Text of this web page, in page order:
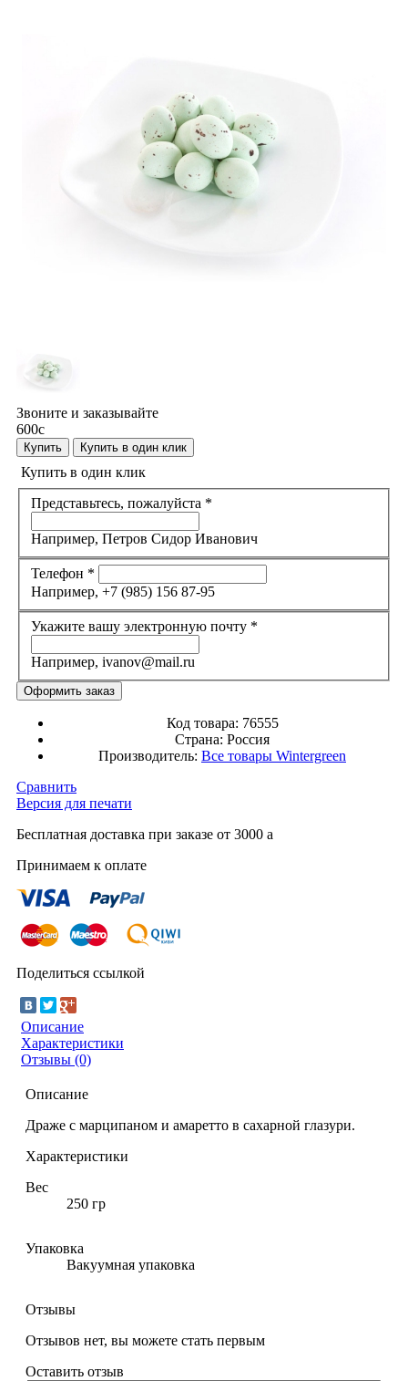
Звоните и заказывайте
600c
Купить Купить в один клик
Купить в один клик
Представьтесь, пожалуйста *
Например, Петров Сидор Иванович
Телефон *
Например, +7 (985) 156 87-95
Укажите вашу электронную почту *
Например, ivanov@mail.ru
Код товара: 76555
Страна: Россия
Производитель: Все товары Wintergreen
Сравнить
Версия для печати
Бесплатная доставка при заказе от 3000 a
Принимаем к оплате
Поделиться ссылкой
Описание
Характеристики
Отзывы (0)
Описание
Драже с марципаном и амаретто в сахарной глазури.
Характеристики
Вес
250 гр
Упаковка
Вакуумная упаковка
Отзывы
Отзывов нет, вы можете стать первым
Оставить отзыв